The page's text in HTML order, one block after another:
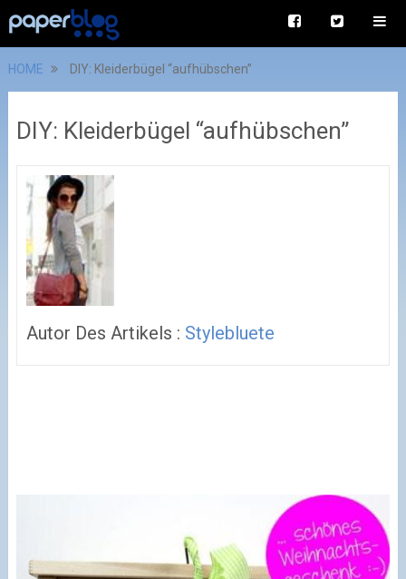
HOME DIY: Kleiderbügel “aufhübschen”
DIY: Kleiderbügel “aufhübschen”
Autor Des Artikels : Stylebluete